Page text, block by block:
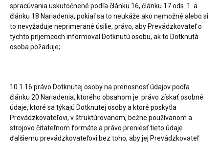
spracúvania uskutočnené podľa článku 16, článku 17 ods. 1. a
článku 18 Nariadenia, pokiaľ sa to neukáže ako nemožné alebo si
to nevyžaduje neprimerané úsilie, právo, aby Prevádzkovateľ o
týchto príjemcoch informoval Dotknutú osobu, ak to Dotknutá
osoba požaduje;
10.1.16.právo Dotknutej osoby na prenosnosť údajov podľa
článku 20 Nariadenia, ktorého obsahom je: právo získať osobné
údaje, ktoré sa týkajú Dotknutej osoby a ktoré poskytla
Prevádzkovateľovi, v štruktúrovanom, bežne používanom a
strojovo čitateľnom formáte a právo preniesť tieto údaje
ďalšiemu prevádzkovateľovi bez toho, aby jej Prevádzkovateľ